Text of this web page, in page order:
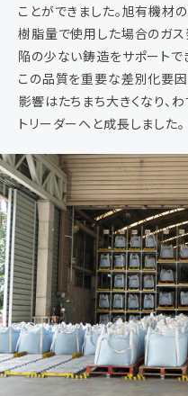
ことができました。旭有機材
樹脂量で使用した場合のガス
陥の少ない鋳造をサポートで
この品質を重要な差別化要因
影響はたちまち大きくなり、
トリーダーへと成長しました。